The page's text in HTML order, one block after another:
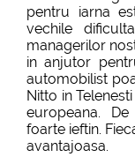
pentru iarna
vechile
managerilor
in anjutor
automobilist
Nitto in
europeana.
foarte ieftin.
avantajoasa.